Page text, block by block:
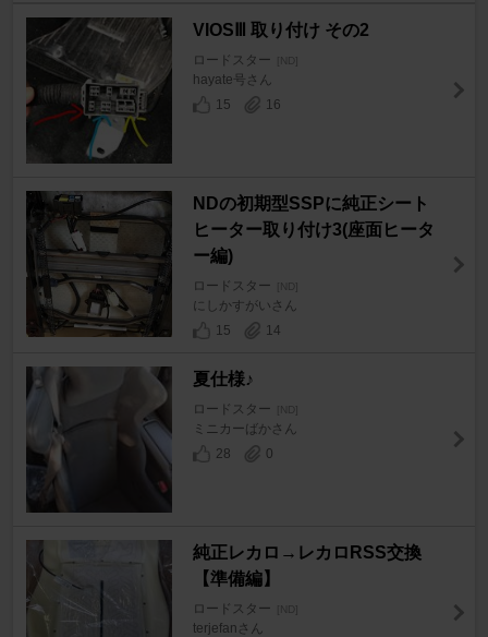
VIOSⅢ 取り付け その2
ロードスター [ND]
hayate号さん
15
16
NDの初期型SSPに純正シート
ヒーター取り付け3(座面ヒータ
ー編)
ロードスター [ND]
にしかすがいさん
15
14
夏仕様♪
ロードスター [ND]
ミニカーばかさん
28
0
純正レカロ→レカロRSS交換
【準備編】
ロードスター [ND]
terjefanさん